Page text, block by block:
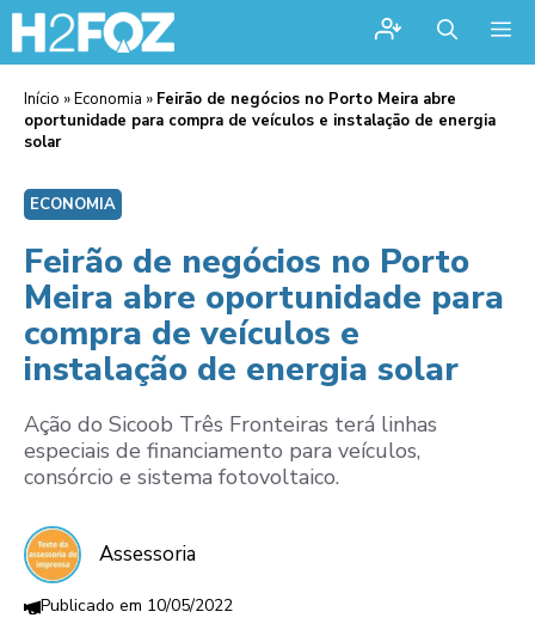
Início »Economia » Feirão de negócios no Porto Meira abre
oportunidade para compra de veículos e instalação de energia
solar
ECONOMIA
Feirão de negócios no Porto
Meira abre oportunidade para
compra de veículos e
instalação de energia solar
Ação do Sicoob Três Fronteiras terá linhas
especiais de financiamento para veículos,
consórcio e sistema fotovoltaico.
Assessoria
10/05/2022